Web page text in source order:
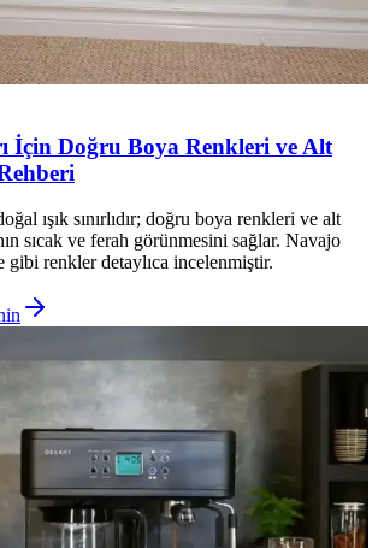
İçin Doğru Boya Renkleri ve Alt
ışık sınırlıdır; doğru boya renkleri ve alt
sıcak ve ferah görünmesini sağlar. Navajo
renkler detaylıca incelenmiştir.